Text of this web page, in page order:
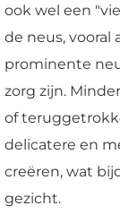
ook wel een
de neus, vooral
prominente
zorg zijn.
of
delicatere en
creëren, wat
gezicht.